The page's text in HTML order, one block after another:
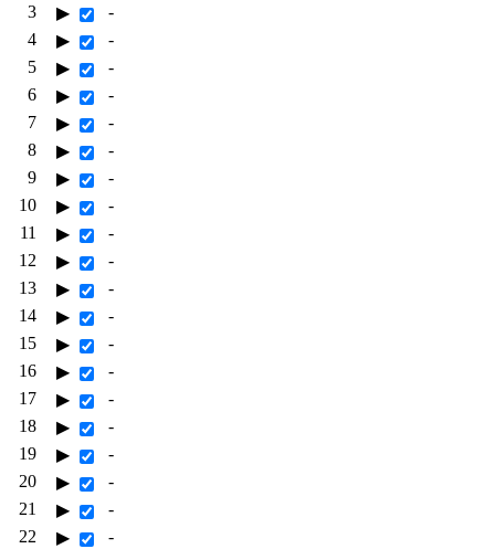
3
▶
-
4
▶
-
5
▶
-
6
▶
-
7
▶
-
8
▶
-
9
▶
-
10
▶
-
11
▶
-
12
▶
-
13
▶
-
14
▶
-
15
▶
-
16
▶
-
17
▶
-
18
▶
-
19
▶
-
20
▶
-
21
▶
-
22
▶
-